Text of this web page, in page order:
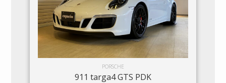
PORSCHE
911 targa4 GTS PDK